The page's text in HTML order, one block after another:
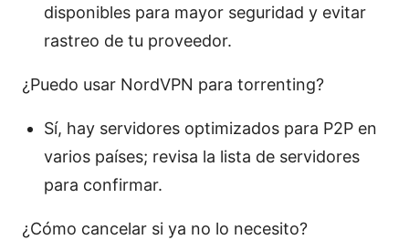
disponibles para mayor seguridad y evitar
rastreo de tu proveedor.
¿Puedo usar NordVPN para torrenting?
Sí, hay servidores optimizados para P2P en
varios países; revisa la lista de servidores
para confirmar.
¿Cómo cancelar si ya no lo necesito?